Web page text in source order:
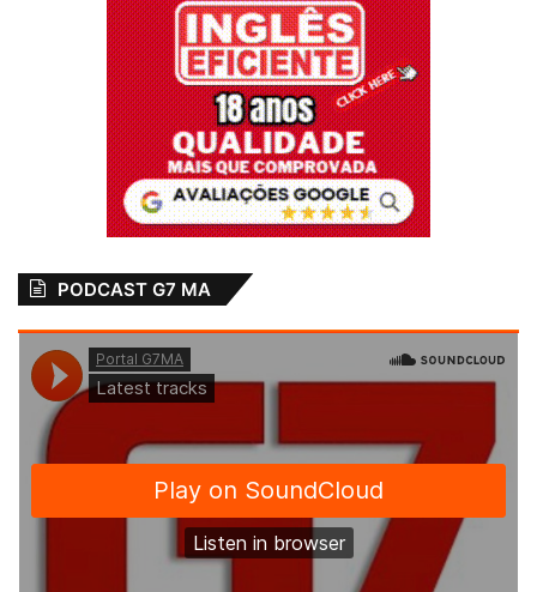
PODCAST G7 MA